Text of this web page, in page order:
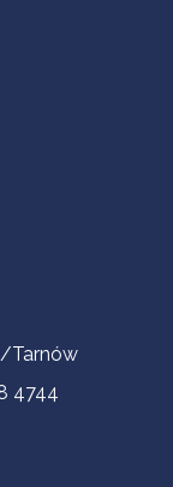
Tarnów
4744